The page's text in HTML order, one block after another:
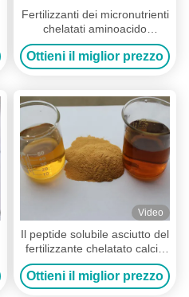
Fertilizzanti dei micronutrienti
chelatati aminoacido
eccellente del potassio con le
proteine idrolizzate
Ottieni il miglior prezzo
Video
Il peptide solubile asciutto del
fertilizzante chelatato calcio
di 10% ha basato
l'aminoacido organico
Ottieni il miglior prezzo